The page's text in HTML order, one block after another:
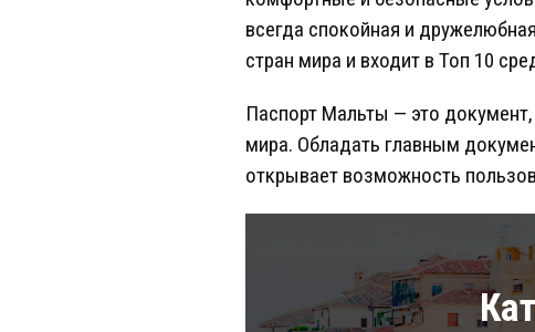
всегда спокойная и
стран мира и входит в Топ 10
Паспорт Мальты — это
мира. Обладать главным
открывает возможность